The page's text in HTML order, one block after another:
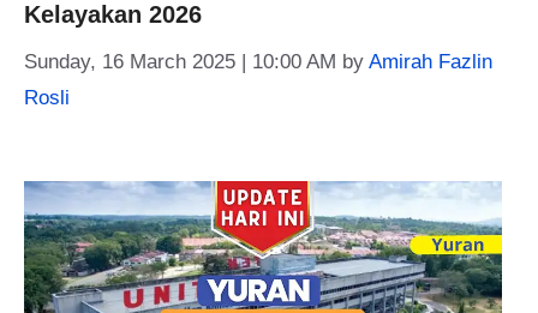
Kelayakan 2026
Sunday, 16 March 2025 | 10:00 AM by Amirah Fazlin
Rosli